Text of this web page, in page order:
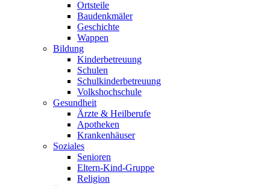
Ortsteile
Baudenkmäler
Geschichte
Wappen
Bildung
Kinderbetreuung
Schulen
Schulkinderbetreuung
Volkshochschule
Gesundheit
Ärzte & Heilberufe
Apotheken
Krankenhäuser
Soziales
Senioren
Eltern-Kind-Gruppe
Religion